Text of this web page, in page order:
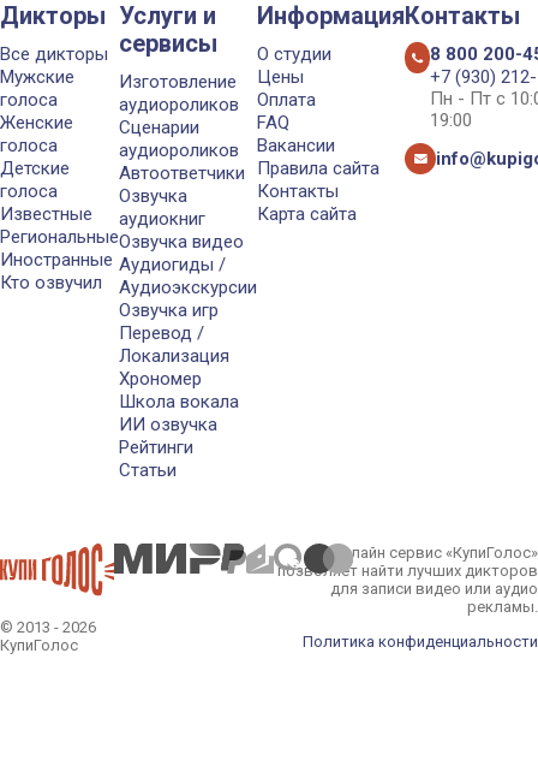
Дикторы
Все дикторы
Мужские
голоса
Женские
голоса
Детские
голоса
Известные
Региональные
Иностранные
Кто озвучил
Услуги и
сервисы
Изготовление
аудиороликов
Сценарии
аудиороликов
Автоответчики
Озвучка
аудиокниг
Озвучка видео
Аудиогиды /
Аудиоэкскурсии
Озвучка игр
Перевод /
Локализация
Хрономер
Школа вокала
ИИ озвучка
Рейтинги
Статьи
Информация
О студии
Цены
Оплата
FAQ
Вакансии
Правила сайта
Контакты
Карта сайта
Контакты
8 800 200-
+7 (930)
Пн - Пт с
19:00
© 2013 - 2026
КупиГолос
Онлайн сервис «КупиГолос»
позволяет найти лучших дикторов
для записи видео или аудио
рекламы.
Политика конфиденциальности